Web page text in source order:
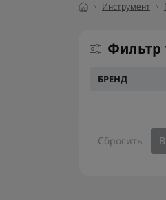
Инструмент
Фильтр
БРЕНД
Сбросить